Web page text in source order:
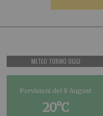
METEO TORINO OGGI
Previsioni del 8 August
20°C